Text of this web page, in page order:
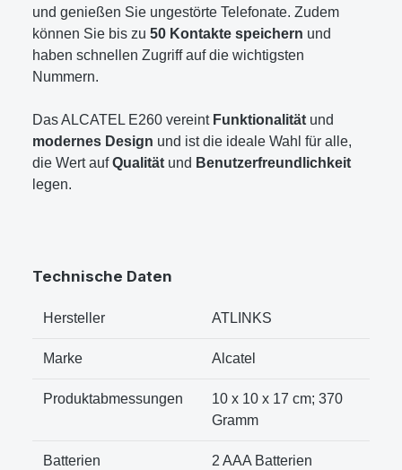
und genießen Sie ungestörte Telefonate. Zudem
können Sie bis zu 50 Kontakte speichern und
haben schnellen Zugriff auf die wichtigsten
Nummern.
Das ALCATEL E260 vereint Funktionalität und
modernes Design und ist die ideale Wahl für alle,
die Wert aufQualität und Benutzerfreundlichkeit
legen.
Technische Daten
Hersteller ‎ATLINKS
Marke ‎Alcatel
Produktabmessungen
‎10 x 10 x 17 cm; 370
Gramm
Batterien
‎2 AAA Batterien